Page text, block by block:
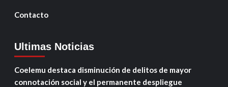
Contacto
Ultimas Noticias
Coelemu destaca disminución de delitos de mayor
connotación social y el permanente despliegue